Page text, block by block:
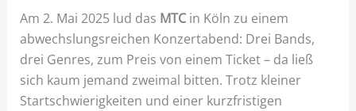
Am 2. Mai 2025 lud das MTCin Köln zu einem
abwechslungsreichen Konzertabend: Drei Bands,
drei Genres, zum Preis von einem Ticket – da ließ
sich kaum jemand zweimal bitten. Trotz kleiner
Startschwierigkeiten und einer kurzfristigen